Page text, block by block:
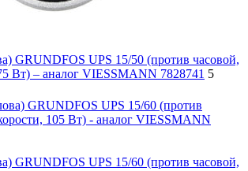
GRUNDFOS UPS 15/50 (против часовой,
Вт) – аналог VIESSMANN 7828741 5
GRUNDFOS UPS 15/60 (против часовой,